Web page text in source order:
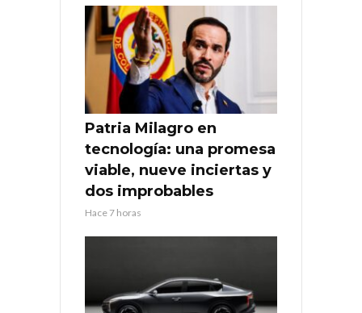
Patria Milagro en
tecnología: una promesa
viable, nueve inciertas y
dos improbables
Hace 7 horas